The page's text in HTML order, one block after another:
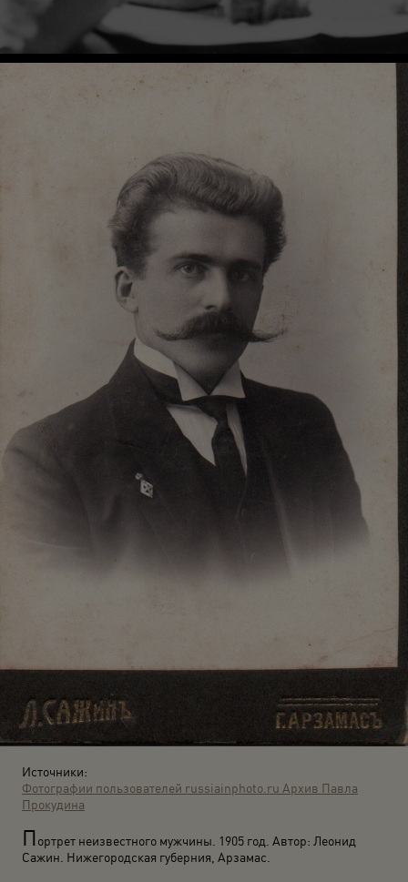
Источники:
Фотографии пользователей russiainphoto.ru Архив Павла
Прокудина
Портрет неизвестного мужчины. 1905 год. Автор: Леонид
Сажин. Нижегородская губерния, Арзамас.